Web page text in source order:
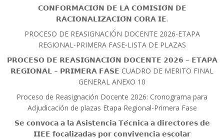
𝗖𝗢𝗡𝗙𝗢𝗥𝗠𝗔𝗖𝗜𝗢́𝗡 𝗗𝗘 𝗟𝗔 𝗖𝗢𝗠𝗜𝗦𝗜𝗢́𝗡 𝗗𝗘
𝗥𝗔𝗖𝗜𝗢𝗡𝗔𝗟𝗜𝗭𝗔𝗖𝗜𝗢́𝗡 𝗖𝗢𝗥𝗔 𝗜𝗘.
PROCESO DE REASIGNACIÓN DOCENTE 2026-ETAPA
REGIONAL-PRIMERA FASE-LISTA DE PLAZAS
𝗣𝗥𝗢𝗖𝗘𝗦𝗢 𝗗𝗘 𝗥𝗘𝗔𝗦𝗜𝗚𝗡𝗔𝗖𝗜𝗢́𝗡 𝗗𝗢𝗖𝗘𝗡𝗧𝗘 𝟮𝟬𝟮𝟲 – 𝗘𝗧𝗔𝗣𝗔
𝗥𝗘𝗚𝗜𝗢𝗡𝗔𝗟 – 𝗣𝗥𝗜𝗠𝗘𝗥𝗔 𝗙𝗔𝗦𝗘 CUADRO DE MERITO FINAL
GENERAL ANEXO 10
Proceso de Reasignación Docente 2026: Cronograma para
Adjudicación de plazas Etapa Regional-Primera Fase
𝗦𝗲 𝗰𝗼𝗻𝘃𝗼𝗰𝗮 𝗮 𝗹𝗮 𝗔𝘀𝗶𝘀𝘁𝗲𝗻𝗰𝗶𝗮 𝗧𝗲́𝗰𝗻𝗶𝗰𝗮 𝗮 𝗱𝗶𝗿𝗲𝗰𝘁𝗼𝗿𝗲𝘀 𝗱𝗲
𝗜𝗜𝗘𝗘 𝗳𝗼𝗰𝗮𝗹𝗶𝘇𝗮𝗱𝗮𝘀 𝗽𝗼𝗿 𝗰𝗼𝗻𝘃𝗶𝘃𝗲𝗻𝗰𝗶𝗮 𝗲𝘀𝗰𝗼𝗹𝗮𝗿